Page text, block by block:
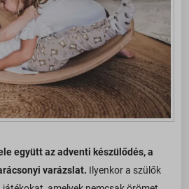
együtt az adventi készülődés, a
varázslat. Ilyenkor a szülők